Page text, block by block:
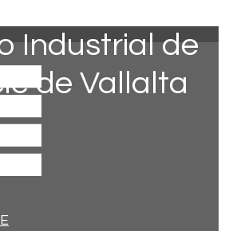
Industrial de
de Vallalta